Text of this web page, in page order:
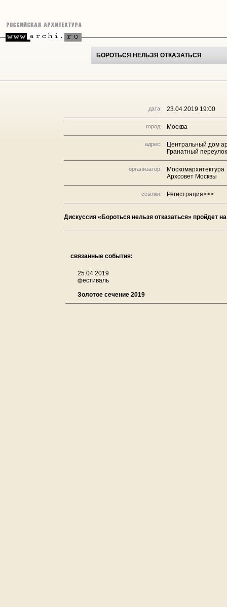
БОРОТЬСЯ НЕЛЬЗЯ ОТКАЗАТЬСЯ
дата: 23.04.2019 19:00
город: Москва
адрес:
Центральный дом
Гранатный
организатор:
Москомархитектура
Архсовет Москвы
ссылки: Регистрация>>>
Дискуссия «Бороться нельзя отказаться» пройдет
связанные события:
25.04.2019
фестиваль
Золотое сечение 2019